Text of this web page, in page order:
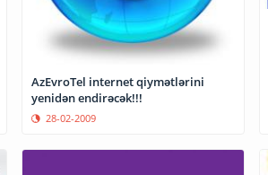
AzEvroTel internet qiymətlərini
yenidən endirəcək!!!
28-02-2009